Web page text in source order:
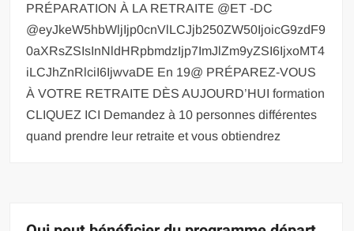
PRÉPARATION À LA RETRAITE @ET -DC
@eyJkeW5hbWljIjp0cnVlLCJjb250ZW50IjoicG9zdF9
0aXRsZSIsInNldHRpbmdzIjp7ImJlZm9yZSI6IjxoMT4
iLCJhZnRlciI6IjwvaDE En 19@ PRÉPAREZ-VOUS
À VOTRE RETRAITE DÈS AUJOURD’HUI formation
CLIQUEZ ICI Demandez à 10 personnes différentes
quand prendre leur retraite et vous obtiendrez